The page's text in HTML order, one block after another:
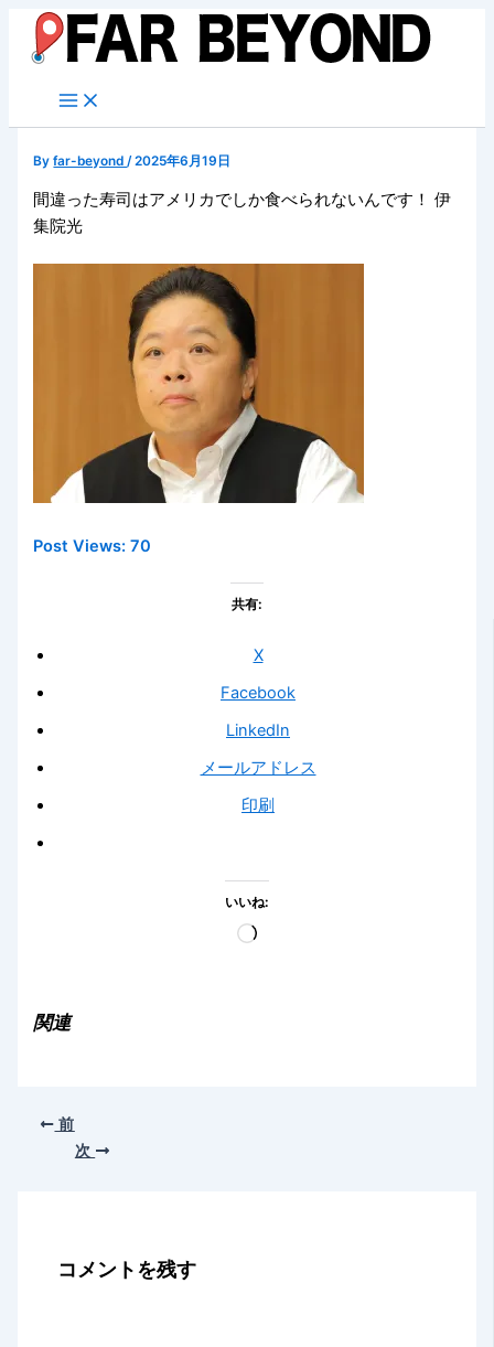
キ
Byfar-beyond/2025年6月19日
間違った寿司はアメリカでしか食べられないんです！ 伊
集院光
Post Views: 70
共有:
X
Facebook
LinkedIn
メールアドレス
印刷
いいね:
読
関連
前
次
コメントを残す